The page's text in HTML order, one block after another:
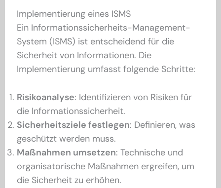
Implementierung eines ISMS
Ein Informationssicherheits-Management-
System (ISMS) ist entscheidend für die
Sicherheit von Informationen. Die
Implementierung umfasst folgende Schritte:
Risikoanalyse: Identifizieren von Risiken für
die Informationssicherheit.
Sicherheitsziele festlegen: Definieren, was
geschützt werden muss.
Maßnahmen umsetzen: Technische und
organisatorische Maßnahmen ergreifen, um
die Sicherheit zu erhöhen.